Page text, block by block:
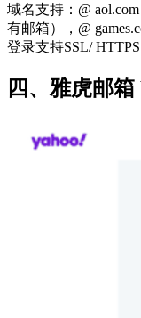
域名支持：@
有邮箱），@
登录支持SSL/ HTTPS
四、雅虎邮